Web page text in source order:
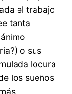
el trabajo
tanta
o sus
locura
los sueños